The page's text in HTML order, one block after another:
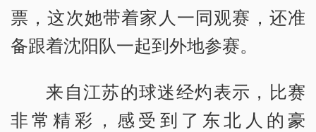
票，这次她带着家人一同观赛，还准
备跟着沈阳队一起到外地参赛。
来自江苏的球迷经灼表示，比赛
非常精彩，感受到了东北人的豪